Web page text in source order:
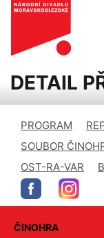
DETAIL
PROGRAM
SOUBOR
OST-RA-VAR
ČINOHRA